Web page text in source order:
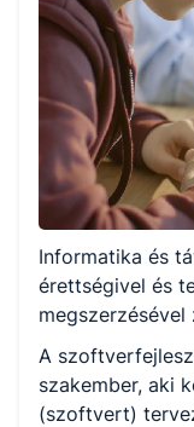
Képzés időtartama
Választható
Nem
KKK letöltése (pdf)
PTT letöltése (pdf)
Informatika és
érettségivel és
megszerzésével
A
szakember, aki
(szoftvert)